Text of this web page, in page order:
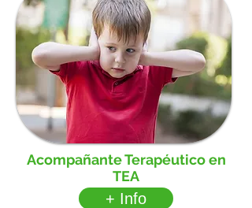
Acompañante Terapéutico en
TEA
+ Info